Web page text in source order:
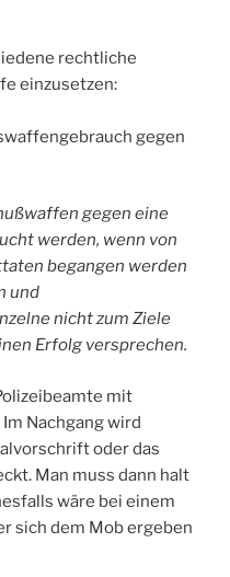
rechtliche
einzusetzen:
gegen
gegen eine
werden, wenn von
begangen werden
und
nicht zum Ziele
Erfolg versprechen.
mit
Nachgang wird
oder das
Man muss dann halt
wäre bei einem
sich dem Mob ergeben